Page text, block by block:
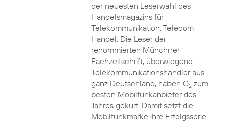
der neuesten Leserwahl des
Handelsmagazins für
Telekommunikation, Telecom
Handel. Die Leser der
renommierten Münchner
Fachzeitschrift, überwiegend
Telekommunikationshändler aus
ganz Deutschland, haben O2zum
besten Mobilfunkanbieter des
Jahres gekürt. Damit setzt die
Mobilfunkmarke ihre Erfolgsserie